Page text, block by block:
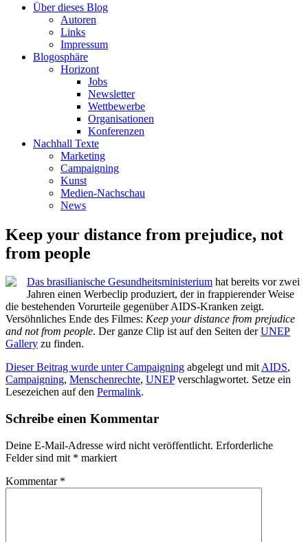
Über dieses Blog
Autoren
Links
Impressum
Blogosphäre
Horizont
Jobs
Newsletter
Wettbewerbe
Organisationen
Konferenzen
Nachhall Texte
Marketing
Campaigning
Kunst
Medien-Nachschau
News
Keep your distance from prejudice, not
from people
Das brasilianische Gesundheitsministerium hat bereits vor zwei
Jahren einen Werbeclip produziert, der in frappierender Weise
die bestehenden Vorurteile gegenüber AIDS-Kranken zeigt.
Versöhnliches Ende des Filmes: Keep your distance from prejudice
and not from people. Der ganze Clip ist auf den Seiten derUNEP
Gallery zu finden.
Dieser Beitrag wurde unterCampaigning abgelegt und mitAIDS,
Campaigning, Menschenrechte, UNEPverschlagwortet. Setze ein
Lesezeichen auf den Permalink.
Schreibe einen Kommentar
Deine E-Mail-Adresse wird nicht veröffentlicht. Erforderliche
Felder sind mit * markiert
Kommentar *